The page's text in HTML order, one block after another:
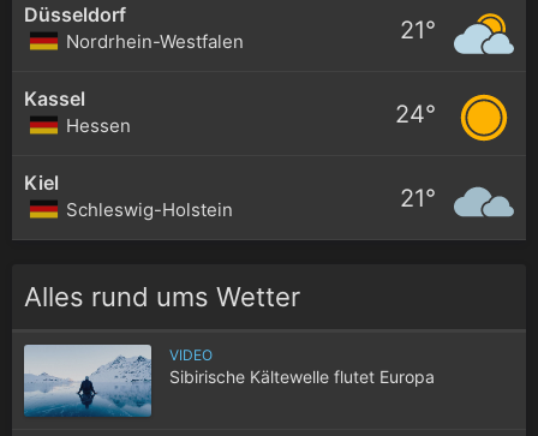
Düsseldorf
Nordrhein-Westfalen 21°
Kassel
Hessen 24°
Kiel
Schleswig-Holstein 21°
Alles rund ums Wetter
VIDEO
Sibirische Kältewelle flutet Europa